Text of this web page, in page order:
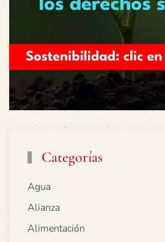
Categorías
Agua
Alianza
Alimentación